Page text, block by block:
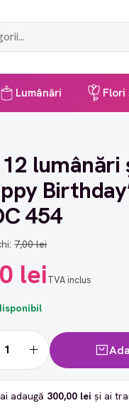
Lumânări Flori
lumânări
454
7,00 lei
leiTVA inclus
adaugă 300,00 lei și ai